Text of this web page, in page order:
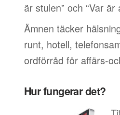
är stulen” och “Var
Ämnen täcker
runt, hotell,
ordförråd för affärs-
Hur fungerar det?